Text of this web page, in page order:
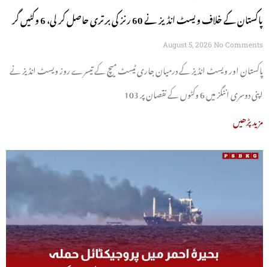
پاکستان کے خلاف ویسٹ انڈیز نے 60 رنز کی برتری حاصل کر لی، 6 وکٹیں گر
گئیں
August 5, 2026 No Comments
پاکستان اور ویسٹ انڈیز کے درمیان جاری ٹیسٹ میچ کے تیسرے روز ویسٹ انڈیز نے
اپنی دوسری اننگز میں 6 وکٹوں کے نقصان پر 103
مزید پڑھیں